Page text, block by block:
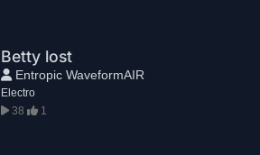
Betty lost
Entropic WaveformAIR
Electro
38
1